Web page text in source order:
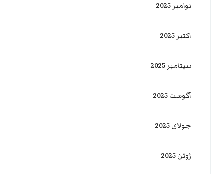
نوامبر 2025
اکتبر 2025
سپتامبر 2025
آگوست 2025
جولای 2025
ژوئن 2025